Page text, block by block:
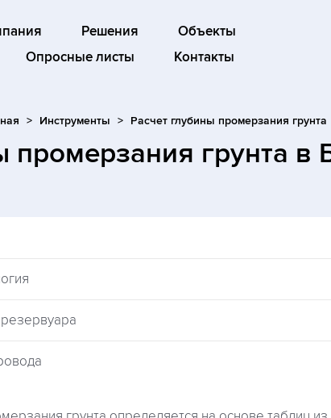
Решения
Объекты
Опросные листы Контакты
Инструменты Расчет глубины промерзания грунта
промерзания грунта в